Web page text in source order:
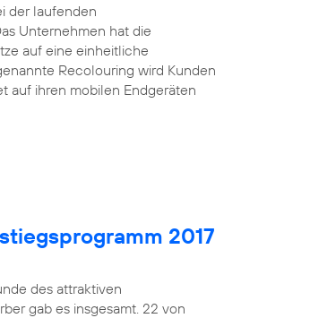
der laufenden
Unternehmen hat die
auf eine einheitliche
Recolouring wird Kunden
auf ihren mobilen Endgeräten
2017
des attraktiven
gab es insgesamt. 22 von